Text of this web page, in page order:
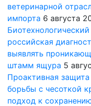
ветеринарной
импорта 6 августа
российская
выявлять
штамм ящура 5
Проактивная защита
борьбы с чесоткой
подход к